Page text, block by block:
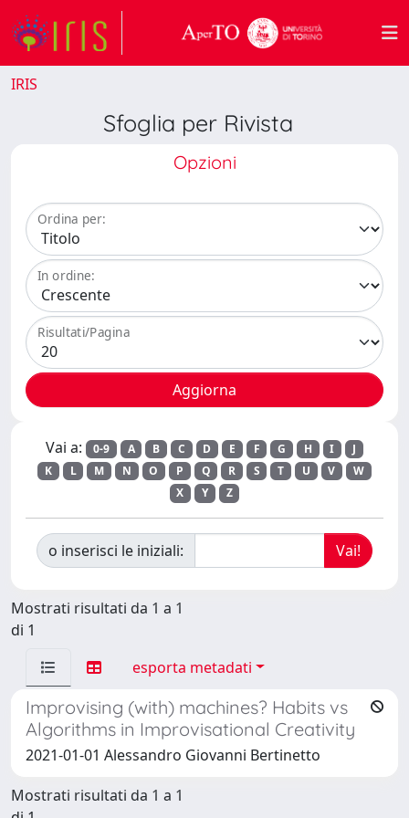
IRIS
Sfoglia per Rivista
Opzioni
Ordina per:
In ordine:
Risultati/Pagina
Vai a: 0-9 A B C D E F G H I
J
K
L M N O P Q R S T U V
W
X
Y Z
o inserisci le iniziali:
Mostrati risultati da 1 a 1
di 1
esporta metadati
Improvising (with) machines? Habits vs
Algorithms in Improvisational Creativity
2021-01-01 Alessandro Giovanni Bertinetto
Mostrati risultati da 1 a 1